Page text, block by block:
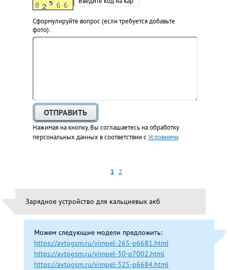
Cформулируйте вопрос (если требуется добавьте
фото):
Нажимая на кнопку, Вы соглашаетесь на обработку
персональных данных в соответствии сУсловиями
1 2
Зарядное устройство для кальциевых акб
Можем следующие модели предложить:
https://avtogsm.ru/vimpel-265-p6681.html
https://avtogsm.ru/vimpel-30-p7002.html
https://avtogsm.ru/vimpel-325-p6684.html